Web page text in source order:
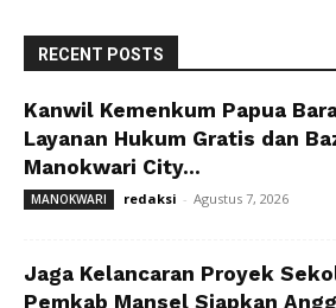
RECENT POSTS
Kanwil Kemenkum Papua
Layanan Hukum Gratis dan
Manokwari City...
MANOKWARI redaksi - Agustus 7, 2026
Jaga Kelancaran Proyek
Pemkab Mansel Siapkan